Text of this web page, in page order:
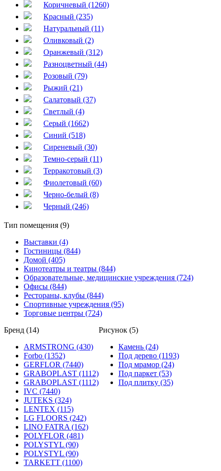
Коричневый (1260)
Красный (235)
Натуральный (11)
Оливковый (2)
Оранжевый (312)
Разноцветный (44)
Розовый (79)
Рыжий (21)
Салатовый (37)
Светлый (4)
Серый (1662)
Синий (518)
Сиреневый (30)
Темно-серый (11)
Терракотовый (3)
Фиолетовый (60)
Черно-белый (8)
Черный (246)
Тип помещения (9)
Выставки (4)
Гостиницы (844)
Домой (405)
Кинотеатры и театры (844)
Образовательные, медицинские учреждения (724)
Офисы (844)
Рестораны, клубы (844)
Спортивные учреждения (95)
Торговые центры (724)
Бренд (14)
ARMSTRONG (430)
Forbo (1352)
GERFLOR (7440)
GRABOPLAST (1112)
GRABOPLAST (1112)
IVC (7440)
JUTEKS (324)
LENTEX (115)
LG FLOORS (242)
LINO FATRA (162)
POLYFLOR (481)
POLYSTYL (90)
POLYSTYL (90)
TARKETT (1100)
Рисунок (5)
Камень (24)
Под дерево (1193)
Под мрамор (24)
Под паркет (53)
Под плитку (35)